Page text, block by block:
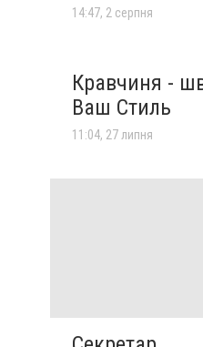
14:47, 2 серпня
Кравчиня -
Ваш Стиль
11:04, 27 липня